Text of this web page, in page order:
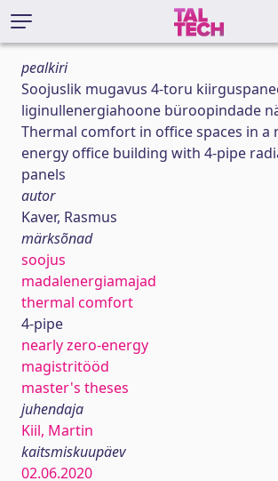
pealkiri
Soojuslik mugavus 4-toru
liginullenergiahoone büroopindade
Thermal comfort in office spaces in a
energy office building with 4-pipe
panels
autor
Kaver, Rasmus
märksõnad
soojus
madalenergiamajad
thermal comfort
4-pipe
nearly zero-energy
magistritööd
master's theses
juhendaja
Kiil, Martin
kaitsmiskuupäev
02.06.2020